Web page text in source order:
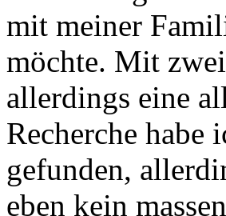
mit meiner
möchte. Mit
allerdings eine
Recherche habe
gefunden,
eben kein